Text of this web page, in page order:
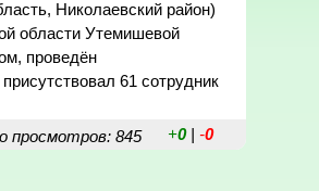
Николаевский район)
области Утемишевой
проведён
61 сотрудник
просмотров: 845
+0 -0